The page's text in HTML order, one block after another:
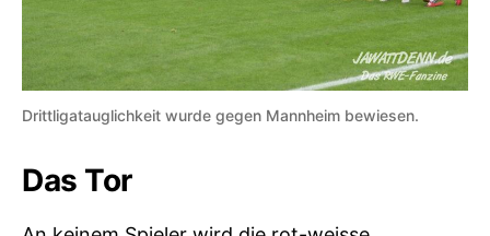
Drittligatauglichkeit wurde gegen Mannheim bewiesen.
Das Tor